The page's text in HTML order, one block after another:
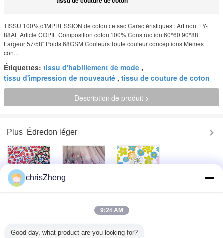
TISSU 100% d'IMPRESSION de coton de sac Caractéristiques : Art non. LY-
88AF Article COPIE Composition coton 100% Construction 60*60 90*88
Largeur 57/58" Poids 68GSM Couleurs Toute couleur conceptions Mêmes
con...
Étiquettes: tissu d'habillement de mode ,
tissu d'impression de nouveauté , tissu de couture de coton
Description de produit >
Plus Édredon léger
Beau tissu floral
La coutume
imprimé le tissu
coutume élégante
de coton
Matériel 100% de
Tissu imprimé par
Tissu
chrisZheng
9:24 AM
Good day, what product are you looking for?